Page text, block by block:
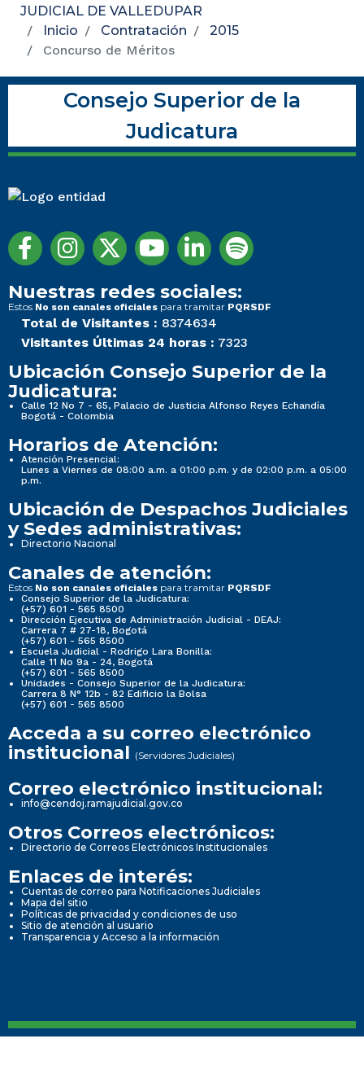
JUDICIAL DE VALLEDUPAR
Inicio
Contratación
2015
Concurso de Méritos
Consejo Superior de la
Judicatura
Nuestras redes sociales:
Estos No son canales oficiales para tramitar PQRSDF
Total de Visitantes : 8374634
Visitantes Últimas 24 horas : 7323
Ubicación Consejo Superior de la
Judicatura:
Calle 12 No 7 - 65, Palacio de Justicia Alfonso Reyes Echandía
Bogotá - Colombia
Horarios de Atención:
Atención Presencial:
Lunes a Viernes de 08:00 a.m. a 01:00 p.m. y de 02:00 p.m. a 05:00
p.m.
Ubicación de Despachos Judiciales
y Sedes administrativas:
Directorio Nacional
Canales de atención:
Estos No son canales oficiales para tramitar PQRSDF
Consejo Superior de la Judicatura:
(+57) 601 - 565 8500
Dirección Ejecutiva de Administración Judicial - DEAJ:
Carrera 7 # 27-18, Bogotá
(+57) 601 - 565 8500
Escuela Judicial - Rodrigo Lara Bonilla:
Calle 11 No 9a - 24, Bogotá
(+57) 601 - 565 8500
Unidades - Consejo Superior de la Judicatura:
Carrera 8 N° 12b - 82 Edificio la Bolsa
(+57) 601 - 565 8500
Acceda a su correo electrónico
institucional (Servidores Judiciales)
Correo electrónico institucional:
info@cendoj.ramajudicial.gov.co
Otros Correos electrónicos:
Directorio de Correos Electrónicos Institucionales
Enlaces de interés:
Cuentas de correo para Notificaciones Judiciales
Mapa del sitio
Políticas de privacidad y condiciones de uso
Sitio de atención al usuario
Transparencia y Acceso a la información